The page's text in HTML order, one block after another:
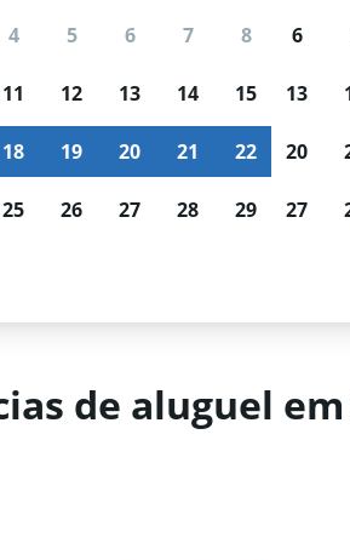
usam o
Acompanhamento de
preços
Esperando por uma ótima
de aluguel
4 5 6 7 8
11 12 13 14 15
18 19 20 21 22
25 26 27 28 29
6
13
20
27